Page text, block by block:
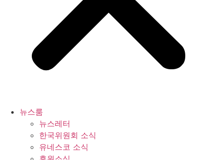
뉴스룸
뉴스레터
한국위원회 소식
유네스코 소식